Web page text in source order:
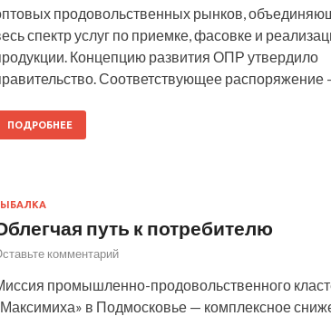
продовольственных рынков,
спектр услуг по приемке, фасовке и
Концепцию развития ОПР утвердило
Соответствующее распоряжение
ПОДРОБНЕЕ
путь к потребителю
комментарий
промышленно-продовольственного
в Подмосковье — комплексное